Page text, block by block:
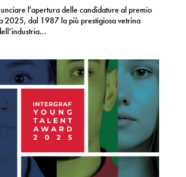
l'apertura delle candidature al premio
2025, dal 1987 la più prestigiosa vetrina